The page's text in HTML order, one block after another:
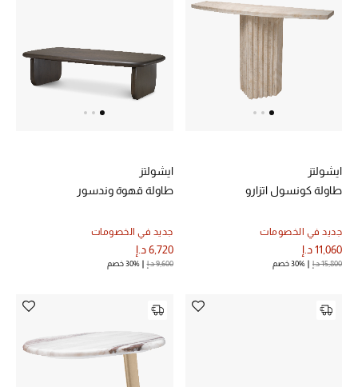
عودة صغاركم للمدارس
الموسم الجديد
هدايا للأطفال
تشكيلة مستلزمات الأطفال
مستلزمات البنات (2 - 14 سنة)
ايشولتز
طاولة كونسول اتزارو
جديد في الخصومات
11,060 د.إ
15,800 د.إ 30% خصم
ايشولتز
طاولة قهوة وندسور
جديد في الخصومات
6,720 د.إ
9,600 د.إ 30% خصم